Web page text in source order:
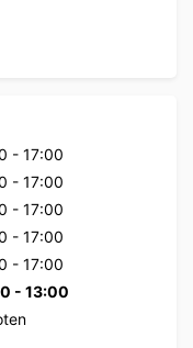
- 17:00
- 17:00
- 17:00
- 17:00
- 17:00
- 13:00